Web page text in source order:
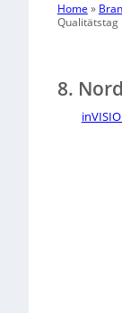
Home »
Qualitätstag
8.